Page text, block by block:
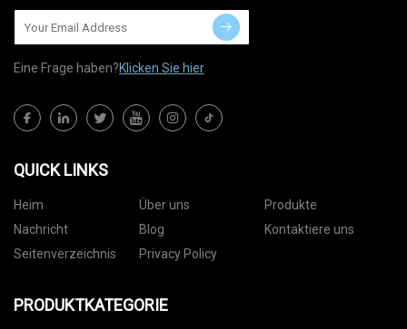
Eine Frage haben?Klicken Sie hier
QUICK LINKS
Heim Über uns
Produkte
Nachricht
Blog
Kontaktiere uns
Seitenverzeichnis
Privacy Policy
PRODUKTKATEGORIE